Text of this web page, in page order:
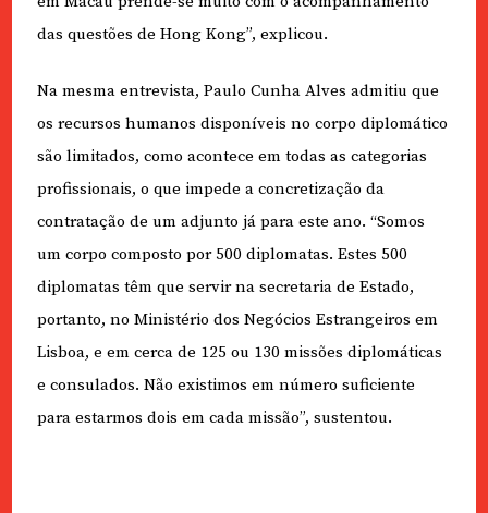
das questões de Hong Kong”, explicou.
Na mesma entrevista, Paulo Cunha Alves admitiu que
os recursos humanos disponíveis no corpo diplomático
são limitados, como acontece em todas as categorias
profissionais, o que impede a concretização da
contratação de um adjunto já para este ano. “Somos
um corpo composto por 500 diplomatas. Estes 500
diplomatas têm que servir na secretaria de Estado,
portanto, no Ministério dos Negócios Estrangeiros em
Lisboa, e em cerca de 125 ou 130 missões diplomáticas
e consulados. Não existimos em número suficiente
para estarmos dois em cada missão”, sustentou.